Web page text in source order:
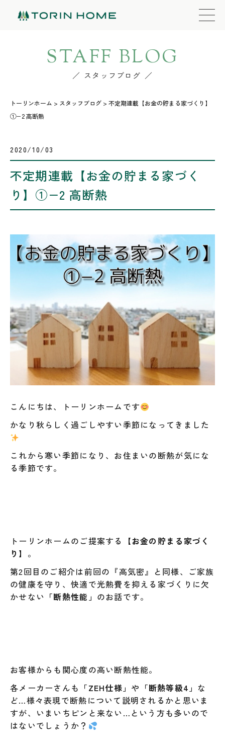
STAFF BLOG
スタッフブログ
トーリンホーム > スタッフブログ > 不定期連載【お金の貯まる家づくり】
①−2 高断熱
2020/10/03
不定期連載【お金の貯まる家づく
り】①−2 高断熱
こんにちは、トーリンホームです
かなり秋らしく過ごしやすい季節になってきました
これから寒い季節になり、お住まいの断熱が気にな
る季節です。
トーリンホームのご提案する
【お金の貯まる家づく
り】 。
第2回目のご紹介は前回の『高気密』と同様、ご家族
の健康を守り、快適で光熱費を抑える家づくりに欠
かせない 「断熱性能」 のお話です。
お客様からも関心度の高い断熱性能。
各メーカーさんも 「ZEH仕様」 や 「断熱等級4」 な
ど…様々表現で断熱について説明されるかと思いま
すが、いまいちピンと来ない…という方も多いので
はないでしょうか？